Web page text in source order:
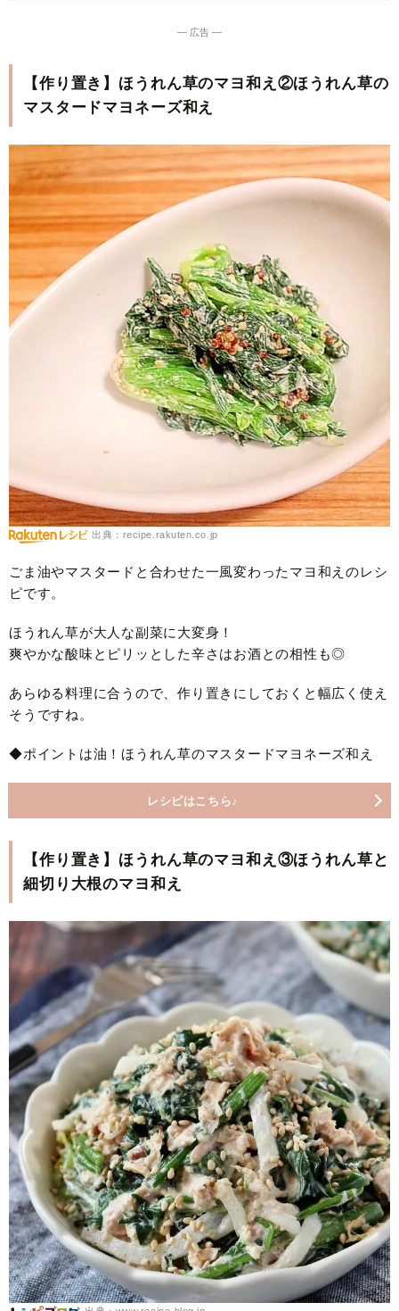
― 広告 ―
【作り置き】ほうれん草のマヨ和え②ほうれん草の
マスタードマヨネーズ和え
出典：recipe.rakuten.co.jp
ごま油やマスタードと合わせた一風変わったマヨ和えのレシ
ピです。
ほうれん草が大人な副菜に大変身！
爽やかな酸味とピリッとした辛さはお酒との相性も◎
あらゆる料理に合うので、作り置きにしておくと幅広く使え
そうですね。
◆ポイントは油！ほうれん草のマスタードマヨネーズ和え
レシピはこちら♪
【作り置き】ほうれん草のマヨ和え③ほうれん草と
細切り大根のマヨ和え